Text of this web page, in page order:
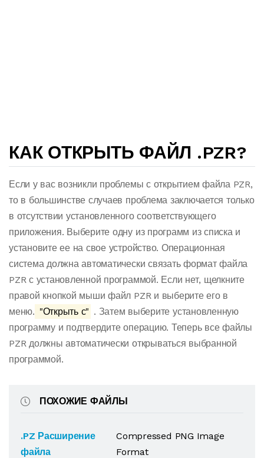
КАК ОТКРЫТЬ ФАЙЛ .PZR?
Если у вас возникли проблемы с открытием файла PZR,
то в большинстве случаев проблема заключается только
в отсутствии установленного соответствующего
приложения. Выберите одну из программ из списка и
установите ее на свое устройство. Операционная
система должна автоматически связать формат файла
PZR с установленной программой. Если нет, щелкните
правой кнопкой мыши файл PZR и выберите его в
меню. "Открыть с" . Затем выберите установленную
программу и подтвердите операцию. Теперь все файлы
PZR должны автоматически открываться выбранной
программой.
ПОХОЖИЕ ФАЙЛЫ
.PZ Расширение
файла
Compressed PNG Image
Format